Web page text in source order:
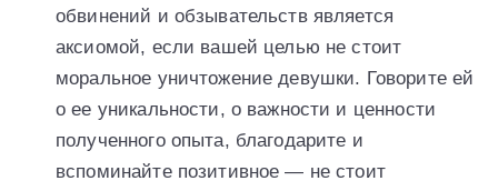
обвинений и обзывательств является
аксиомой, если вашей целью не стоит
моральное уничтожение девушки. Говорите ей
о ее уникальности, о важности и ценности
полученного опыта, благодарите и
вспоминайте позитивное — не стоит